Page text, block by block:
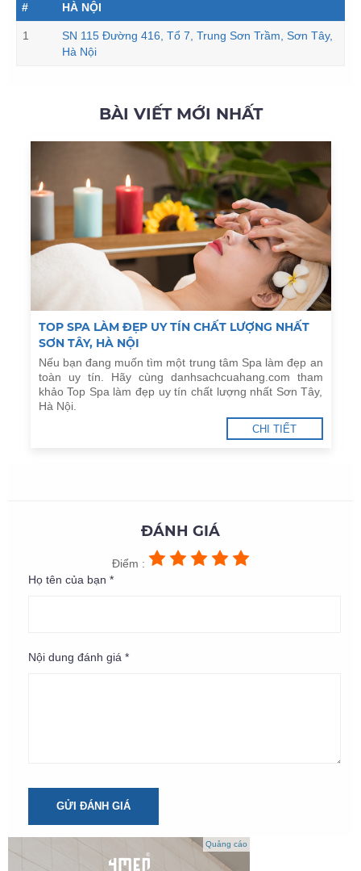
# HÀ NỘI
1
SN 115 Đường 416, Tổ 7, Trung Sơn Trầm, Sơn Tây,
Hà Nội
BÀI VIẾT MỚI NHẤT
TOP SPA LÀM ĐẸP UY TÍN CHẤT LƯỢNG NHẤT
SƠN TÂY, HÀ NỘI
Nếu bạn đang muốn tìm một trung tâm Spa làm đẹp an
toàn uy tín. Hãy cùng danhsachcuahang.com tham
khảo Top Spa làm đẹp uy tín chất lượng nhất Sơn Tây,
Hà Nội.
CHI TIẾT
ĐÁNH GIÁ
Điểm :
Họ tên của bạn *
Nội dung đánh giá *
GỬI ĐÁNH GIÁ
Quảng cáo